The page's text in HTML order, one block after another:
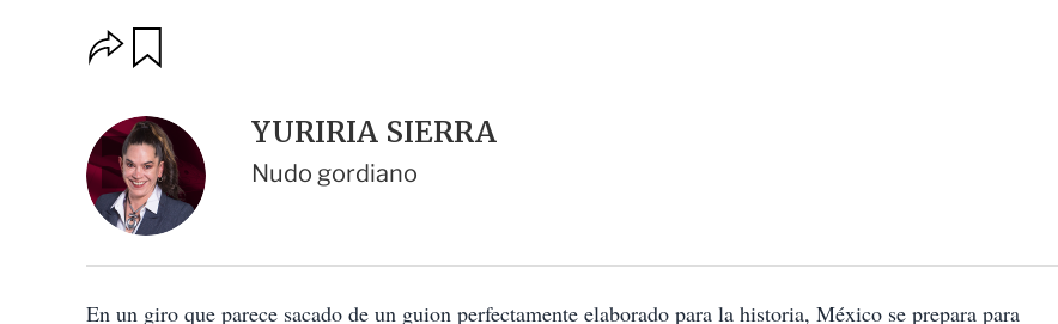
O
p
o
n
e
s
d
e
c
m
d
a
r
YURIRIA SIERRA
Nudo gordiano
En un giro que parece sacado de un guion perfectamente elaborado para la historia, México se prepara para